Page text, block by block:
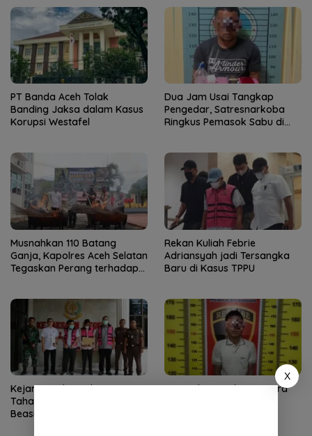
PT Banda Aceh Tolak
Banding Jaksa dalam Kasus
Korupsi Westafel
Dua Jam Usai Tangkap
Pengedar, Satresnarkoba
Ringkus Pemasok Sabu di
Musnahkan 110 Batang
Ganja, Kapolres Aceh Selatan
Tegaskan Perang terhadap
Rekan Kuliah Febrie
Adriansyah jadi Tersangka
Baru di Kasus TPPU
Kejari Banda Aceh Terima
Tahap II Kasus Korupsi
Beasiswa BPSDM Aceh,
URC Polres Aceh Tenggara
X